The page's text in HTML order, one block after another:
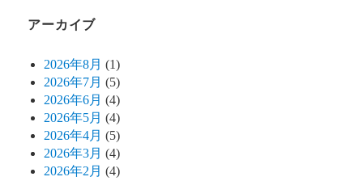
アーカイブ
2026年8月 (1)
2026年7月 (5)
2026年6月 (4)
2026年5月 (4)
2026年4月 (5)
2026年3月 (4)
2026年2月 (4)